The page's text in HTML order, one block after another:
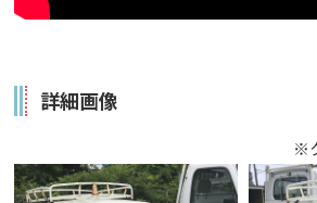
詳細画像
※